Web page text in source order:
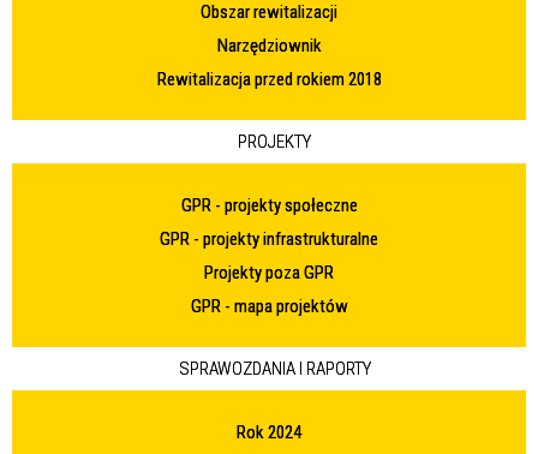
Obszar rewitalizacji
Narzędziownik
Rewitalizacja przed rokiem 2018
PROJEKTY
GPR - projekty społeczne
GPR - projekty infrastrukturalne
Projekty poza GPR
GPR - mapa projektów
SPRAWOZDANIA I RAPORTY
Rok 2024